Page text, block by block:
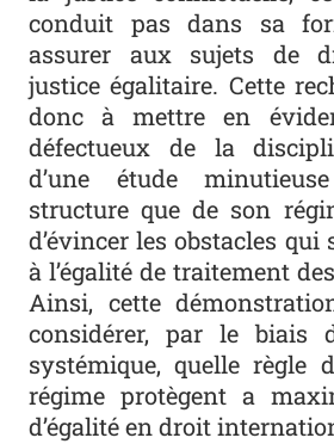
conduit pas dans sa
assurer aux sujets de
justice égalitaire. Cette
donc à mettre en
défectueux de la
d’une étude
structure que de son
d’évincer les obstacles qui
à l’égalité de traitement
Ainsi, cette
considérer, par le biais
systémique, quelle règle
régime protègent a
d’égalité en droit